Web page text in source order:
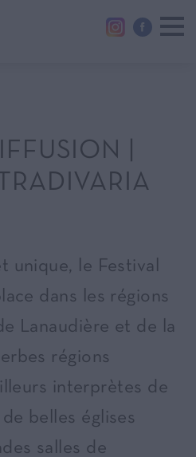
|
unique, le Festival
dans les régions
Lanaudière et de la
régions
interprètes de
belles églises
salles de